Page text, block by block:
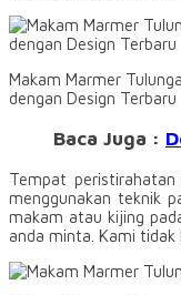
Makam Marmer
dengan Design Terbaru
Baca Juga :
Tempat
menggunakan teknik
makam atau kijing
anda minta. Kami